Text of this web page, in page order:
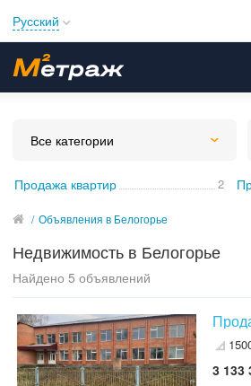
Русский
Українська
Все категории
Продажа квартир 2
/ Объявления в Белогорье
Недвижимость в Белогорье
Найдено 5 объявлений
3 133